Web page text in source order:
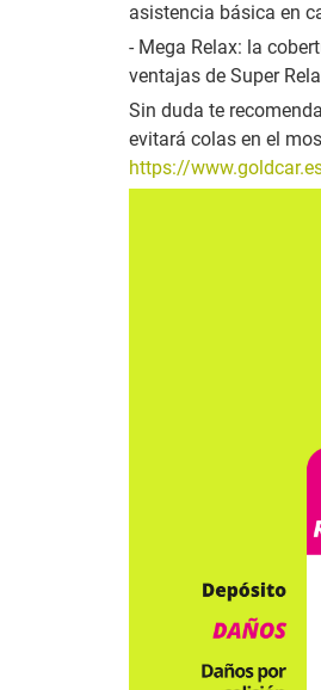
asistencia básica en
- Mega Relax: la
ventajas de Super
Sin duda te
evitará colas en el
https://